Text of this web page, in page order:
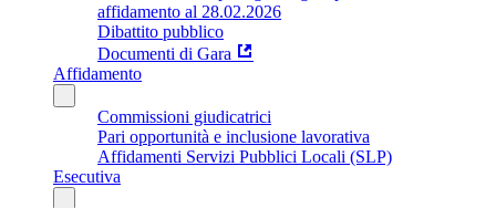
affidamento al 28.02.2026
Dibattito pubblico
Documenti di Gara
Affidamento
Commissioni giudicatrici
Pari opportunità e inclusione lavorativa
Affidamenti Servizi Pubblici Locali (SLP)
Esecutiva